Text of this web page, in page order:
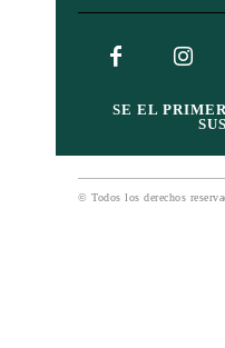
SE EL
© Todos los derechos